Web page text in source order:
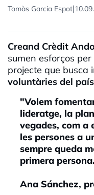
Tomàs Garcia Espot|
Creand Crèdit
sumen esforços
projecte que busca
voluntàries del
"Volem
lideratge, la
vegades, com a
les persones a
sempre queda
primera
Ana Sánchez,